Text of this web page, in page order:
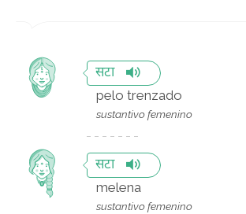
सटा
pelo trenzado
sustantivo femenino
सटा
melena
sustantivo femenino